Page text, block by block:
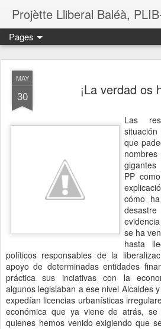
Projètte Lliberal Baléà,
Pages
MAY
30 ¡La verdad os
Las
que
PP
cómo
se ha
hasta
políticos responsables de la
apoyo de determinadas entidades
práctica sus inciativas con la
algunos legislaban a ese nivel Alcaldes
expedían licencias urbanísticas
económica que ya viene de atrás,
quienes hemos venido exigiendo que